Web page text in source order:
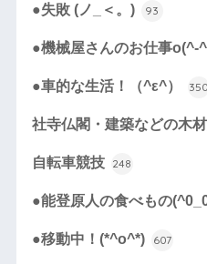
●失敗 (ノ_＜。) 93
●機械屋さんのお仕事o(^-
●車的な生活！（^ε^） 350
社寺仏閣・建築などの木
自転車競技 248
●能登原人の食べもの
●移動中！(*^o^*) 607